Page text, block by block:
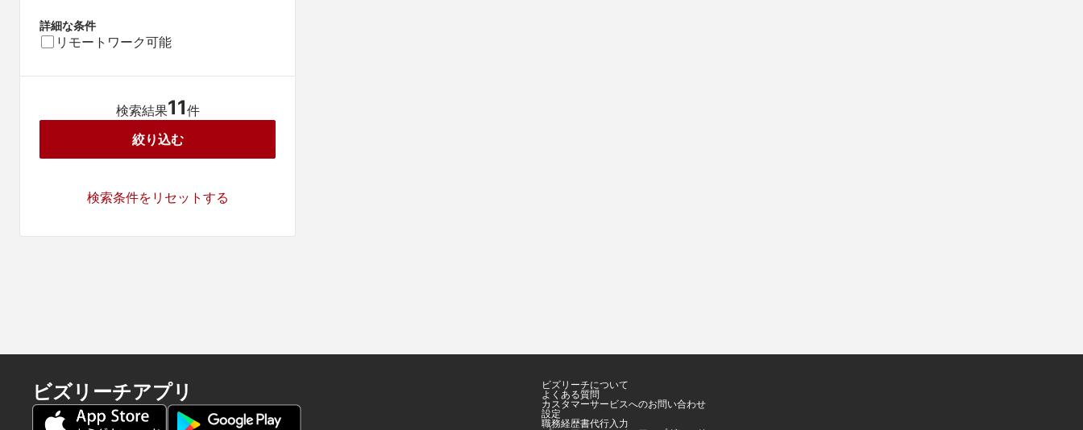
詳細な条件
リモートワーク可能
検索結果11件
絞り込む
検索条件をリセットする
ビズリーチアプリ
ビズリーチについて
よくある質問
カスタマーサービスへのお問い合わせ
設定
職務経歴書代行入力